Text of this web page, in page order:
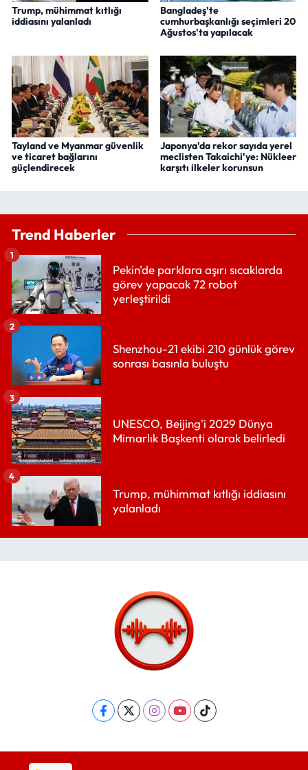
Trump, mühimmat kıtlığı
iddiasını yalanladı
Bangladeş'te
cumhurbaşkanlığı seçimleri 20
Ağustos'ta yapılacak
Tayland ve Myanmar güvenlik
ve ticaret bağlarını
güçlendirecek
Japonya'da rekor sayıda yerel
meclisten Takaichi'ye: Nükleer
karşıtı ilkeler korunsun
Trend Haberler
Pekin'de parklara aşırı sıcaklarda
görev yapacak 72 robot
yerleştirildi
1
Shenzhou-21 ekibi 210 günlük görev
sonrası basınla buluştu
2
UNESCO, Beijing'i 2029 Dünya
Mimarlık Başkenti olarak belirledi
3
Trump, mühimmat kıtlığı iddiasını
yalanladı
4